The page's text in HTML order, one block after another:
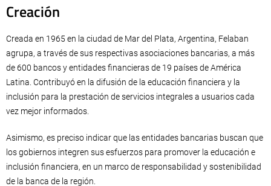
Creación
Creada en 1965 en la ciudad de Mar del Plata, Argentina, Felaban
agrupa, a través de sus respectivas asociaciones bancarias, a más
de 600 bancos y entidades financieras de 19 países de América
Latina. Contribuyó en la difusión de la educación financiera y la
inclusión para la prestación de servicios integrales a usuarios cada
vez mejor informados.
Asimismo, es preciso indicar que las entidades bancarias buscan que
los gobiernos integren sus esfuerzos para promover la educación e
inclusión financiera, en un marco de responsabilidad y sostenibilidad
de la banca de la región.